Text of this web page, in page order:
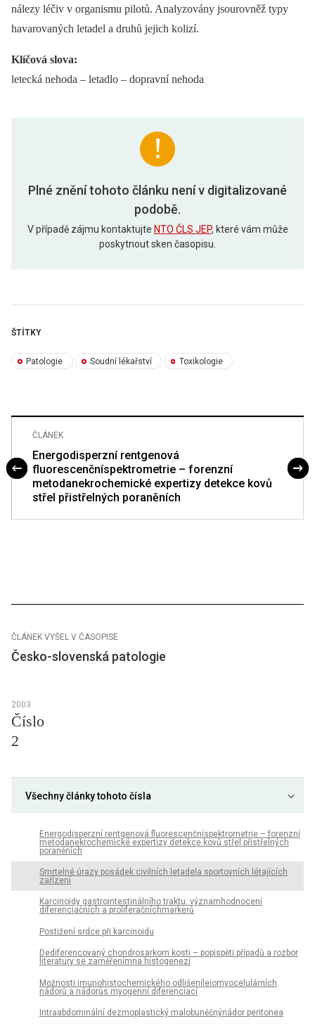
nálezy léčiv v organismu pilotů. Analyzovány jsourovněž typy
havarovaných letadel a druhů jejich kolizí.
Klíčová slova:
letecká nehoda –⁠ letadlo –⁠ dopravní nehoda
Plné znění tohoto článku není v digitalizované
podobě.
V případě zájmu kontaktujte NTO ČLS JEP, které vám může
poskytnout sken časopisu.
ŠTÍTKY
Patologie Soudní lékařství Toxikologie
ČLÁNEK
Energodisperzní rentgenová
fluorescenčníspektrometrie – forenzní
metodanekrochemické expertizy detekce kovů
střel přistřelných poraněních
ČLÁNEK VYŠEL V ČASOPISE
Česko-slovenská patologie
2003
Číslo
2
Všechny články tohoto čísla
Energodisperzní rentgenová fluorescenčníspektrometrie – forenzní
metodanekrochemické expertizy detekce kovů střel přistřelných
poraněních
Smrtelné úrazy posádek civilních letadela sportovních létajících
zařízení
Karcinoidy gastrointestinálního traktu: významhodnocení
diferenciačních a proliferačníchmarkerů
Postižení srdce při karcinoidu
Dediferencovaný chondrosarkom kosti – popispěti případů a rozbor
literatury se zaměřenímna histogenezi
Možnosti imunohistochemického odlišeníleiomyocelulárních
nádorů a nádorůs myogenní diferenciací
Intraabdominální dezmoplastický malobuněčnýnádor peritonea